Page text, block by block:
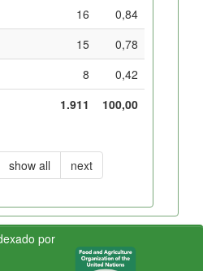
16
0,84
15
0,78
8
0,42
1.911
100,00
show all next
por